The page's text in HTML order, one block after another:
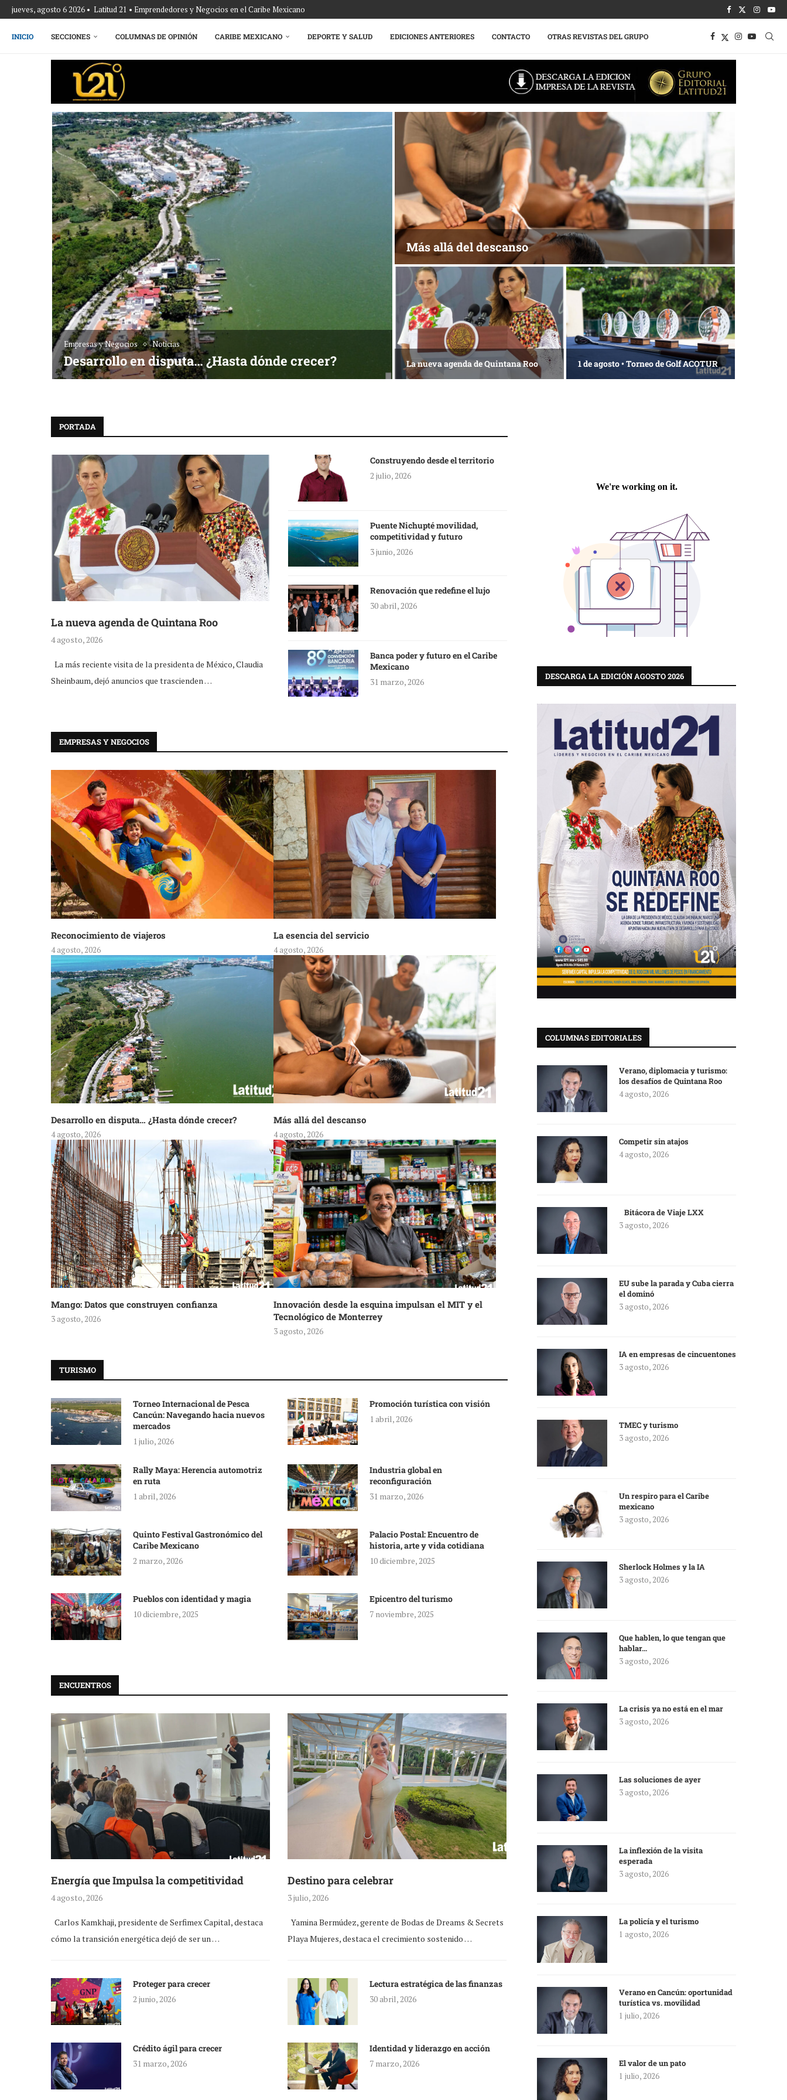
jueves, agosto 6 2026 • Latitud 21 • Emprendedores y Negocios en el Caribe Mexicano
INICIO SECCIONES COLUMNAS DE OPINIÓN CARIBE MEXICANO DEPORTE Y SALUD EDICIONES ANTERIORES CONTACTO OTRAS REVISTAS DEL GRUPO
Empresas y Negocios Noticias
Desarrollo en disputa… ¿Hasta dónde crecer?
Más allá del descanso
La nueva agenda de Quintana Roo 1 de agosto • Torneo de Golf ACOTUR
PORTADA
La nueva agenda de Quintana Roo
4 agosto, 2026
La más reciente visita de la presidenta de México, Claudia
Sheinbaum, dejó anuncios que trascienden …
Construyendo desde el territorio
2 julio, 2026
Puente Nichupté movilidad,
competitividad y futuro
3 junio, 2026
Renovación que redefine el lujo
30 abril, 2026
Banca poder y futuro en el Caribe
Mexicano
31 marzo, 2026
EMPRESAS Y NEGOCIOS
Reconocimiento de viajeros
4 agosto, 2026
La esencia del servicio
4 agosto, 2026
Desarrollo en disputa… ¿Hasta dónde crecer?
4 agosto, 2026
Más allá del descanso
4 agosto, 2026
Mango: Datos que construyen confianza
3 agosto, 2026
Innovación desde la esquina impulsan el MIT y el
Tecnológico de Monterrey
3 agosto, 2026
TURISMO
Torneo Internacional de Pesca
Cancún: Navegando hacia nuevos
mercados
1 julio, 2026
Promoción turística con visión
1 abril, 2026
Rally Maya: Herencia automotriz
en ruta
1 abril, 2026
Industria global en
reconfiguración
31 marzo, 2026
Quinto Festival Gastronómico del
Caribe Mexicano
2 marzo, 2026
Palacio Postal: Encuentro de
historia, arte y vida cotidiana
10 diciembre, 2025
Pueblos con identidad y magia
10 diciembre, 2025
Epicentro del turismo
7 noviembre, 2025
ENCUENTROS
Energía que Impulsa la competitividad
4 agosto, 2026
Carlos Kamkhaji, presidente de Serfimex Capital, destaca
cómo la transición energética dejó de ser un …
Destino para celebrar
3 julio, 2026
Yamina Bermúdez, gerente de Bodas de Dreams & Secrets
Playa Mujeres, destaca el crecimiento sostenido …
Proteger para crecer
2 junio, 2026
Lectura estratégica de las finanzas
30 abril, 2026
Crédito ágil para crecer
31 marzo, 2026
Identidad y liderazgo en acción
7 marzo, 2026
DESCARGA LA EDICIÓN AGOSTO 2026
COLUMNAS EDITORIALES
Verano, diplomacia y turismo:
los desafíos de Quintana Roo
4 agosto, 2026
Competir sin atajos
4 agosto, 2026
Bitácora de Viaje LXX
3 agosto, 2026
EU sube la parada y Cuba cierra
el dominó
3 agosto, 2026
IA en empresas de cincuentones
3 agosto, 2026
TMEC y turismo
3 agosto, 2026
Un respiro para el Caribe
mexicano
3 agosto, 2026
Sherlock Holmes y la IA
3 agosto, 2026
Que hablen, lo que tengan que
hablar…
3 agosto, 2026
La crisis ya no está en el mar
3 agosto, 2026
Las soluciones de ayer
3 agosto, 2026
La inflexión de la visita
esperada
3 agosto, 2026
La policía y el turismo
1 agosto, 2026
Verano en Cancún: oportunidad
turística vs. movilidad
1 julio, 2026
El valor de un pato
1 julio, 2026